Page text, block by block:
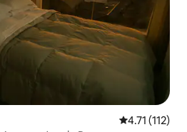
Calificación
4.71 (112)